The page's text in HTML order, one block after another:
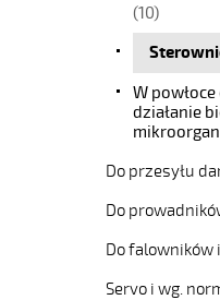
(10)
W
działanie
Do przesyłu
Do
Do falowników
Servo i wg.